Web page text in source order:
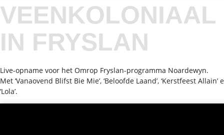
VEENKOLONIAAL
IN FRYSLAN
Live-opname voor het Omrop Fryslan-programma Noardewyn.
Met ‘Vanaovend Blifst Bie Mie’, ‘Beloofde Laand’, ‘Kerstfeest Allain’
‘Lola’.